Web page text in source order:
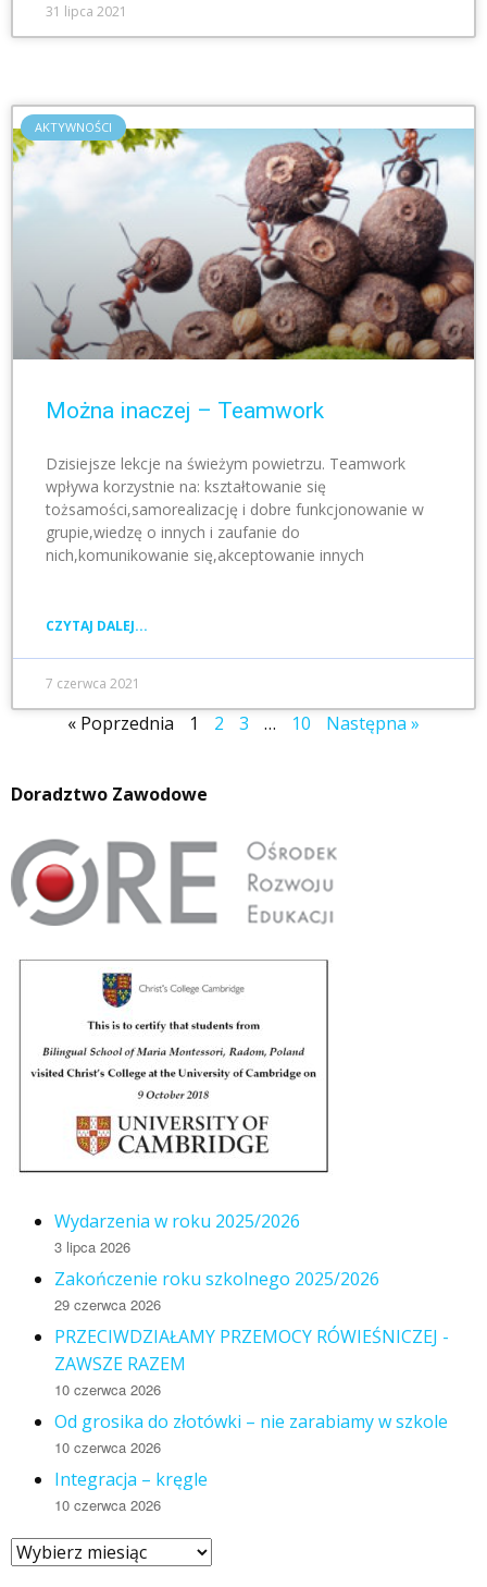
31 lipca 2021
AKTYWNOŚCI
Można inaczej – Teamwork
Dzisiejsze lekcje na świeżym powietrzu. Teamwork
wpływa korzystnie na: kształtowanie się
tożsamości,samorealizację i dobre funkcjonowanie w
grupie,wiedzę o innych i zaufanie do
nich,komunikowanie się,akceptowanie innych
CZYTAJ DALEJ...
7 czerwca 2021
« Poprzednia 1 2 3 … 10 Następna »
Doradztwo Zawodowe
Wydarzenia w roku 2025/2026
3 lipca 2026
Zakończenie roku szkolnego 2025/2026
29 czerwca 2026
PRZECIWDZIAŁAMY PRZEMOCY RÓWIEŚNICZEJ -
ZAWSZE RAZEM
10 czerwca 2026
Od grosika do złotówki – nie zarabiamy w szkole
10 czerwca 2026
Integracja – kręgle
10 czerwca 2026